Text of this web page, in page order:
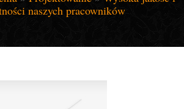
naszych pracowników